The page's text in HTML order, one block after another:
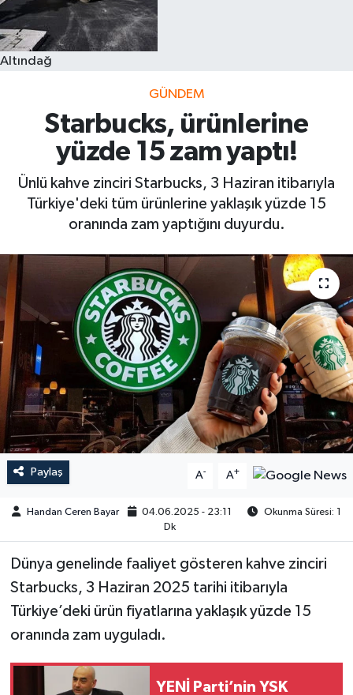
Altındağ
GÜNDEM
Starbucks, ürünlerine
yüzde 15 zam yaptı!
Ünlü kahve zinciri Starbucks, 3 Haziran itibarıyla
Türkiye'deki tüm ürünlerine yaklaşık yüzde 15
oranında zam yaptığını duyurdu.
Paylaş A- A+
Handan Ceren Bayar 04.06.2025 - 23:11
Okunma Süresi: 1
Dk
Dünya genelinde faaliyet gösteren kahve zinciri
Starbucks, 3 Haziran 2025 tarihi itibarıyla
Türkiye’deki ürün fiyatlarına yaklaşık yüzde 15
oranında zam uyguladı.
YENİ Parti’nin YSK